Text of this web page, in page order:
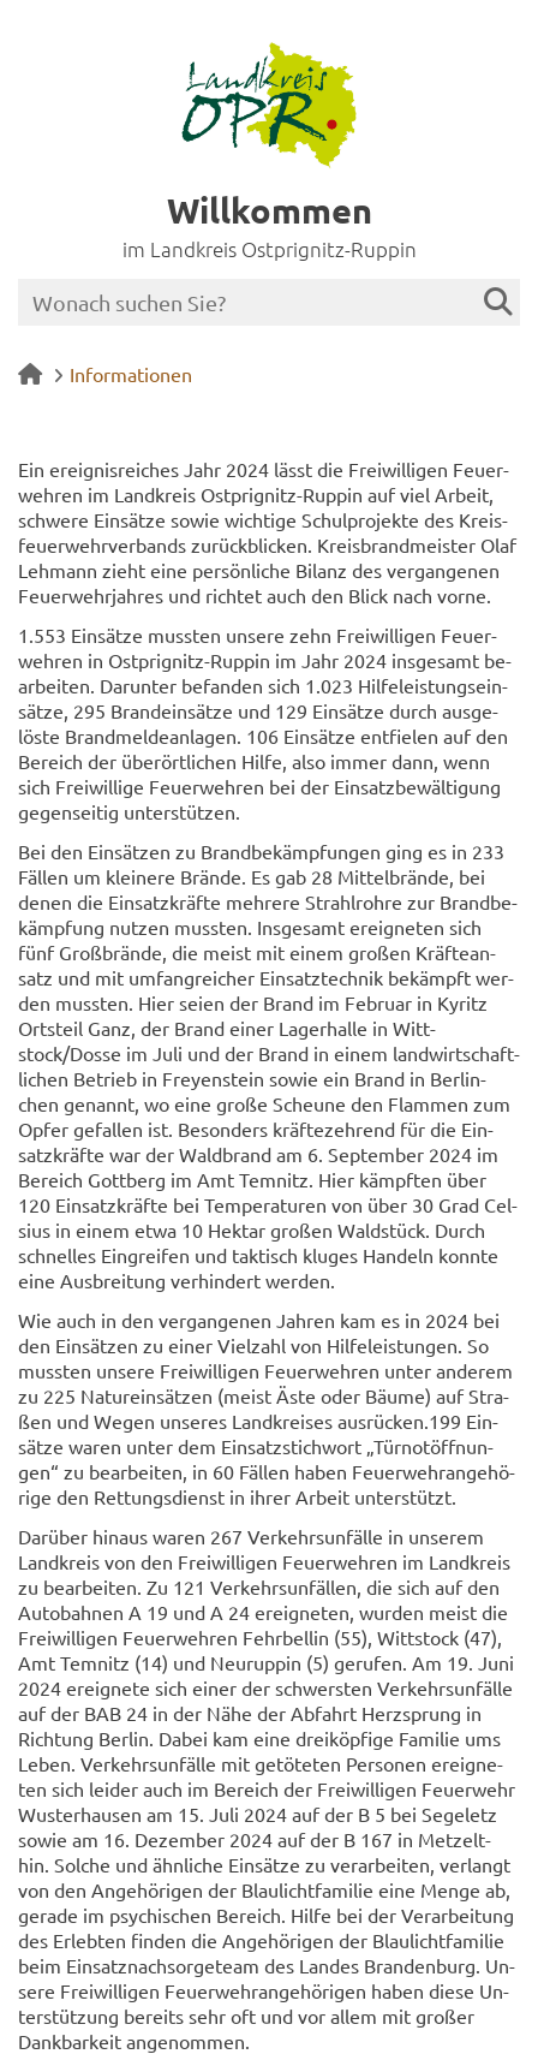
Willkommen
im Landkreis Ostprignitz-Ruppin
Informationen
Ein er­eig­nis­rei­ches Jahr 2024 lässt die Frei­wil­li­gen Feu­er­
weh­ren im Land­kreis Ostprignitz-​Ruppin auf viel Ar­beit,
schwe­re Ein­sät­ze sowie wich­ti­ge Schul­pro­jek­te des Kreis­
feu­er­wehr­ver­bands zu­rück­bli­cken. Kreis­brand­meis­ter Olaf
Leh­mann zieht eine per­sön­li­che Bi­lanz des ver­gan­ge­nen
Feu­er­wehr­jah­res und rich­tet auch den Blick nach vorne.
1.553 Ein­sät­ze muss­ten un­se­re zehn Frei­wil­li­gen Feu­er­
weh­ren in Ostprignitz-​Ruppin im Jahr 2024 ins­ge­samt be­
ar­bei­ten. Dar­un­ter be­fan­den sich 1.023 Hil­fe­leis­tungs­ein­
sät­ze, 295 Brand­ein­sät­ze und 129 Ein­sät­ze durch aus­ge­
lös­te Brand­mel­de­an­la­gen. 106 Ein­sät­ze ent­fie­len auf den
Be­reich der über­ört­li­chen Hilfe, also immer dann, wenn
sich Frei­wil­li­ge Feu­er­weh­ren bei der Ein­satz­be­wäl­ti­gung
ge­gen­sei­tig un­ter­stüt­zen.
Bei den Ein­sät­zen zu Brand­be­kämp­fun­gen ging es in 233
Fäl­len um klei­ne­re Brän­de. Es gab 28 Mit­tel­brän­de, bei
denen die Ein­satz­kräf­te meh­re­re Strahl­roh­re zur Brand­be­
kämp­fung nut­zen muss­ten. Ins­ge­samt er­eig­ne­ten sich
fünf Groß­brän­de, die meist mit einem gro­ßen Kräf­te­an­
satz und mit um­fang­rei­cher Ein­satz­tech­nik be­kämpft wer­
den muss­ten. Hier seien der Brand im Fe­bru­ar in Ky­ritz
Orts­teil Ganz, der Brand einer La­ger­hal­le in Witt­
stock/Dosse im Juli und der Brand in einem land­wirt­schaft­
li­chen Be­trieb in Frey­en­stein sowie ein Brand in Ber­lin­
chen ge­nannt, wo eine große Scheu­ne den Flam­men zum
Opfer ge­fal­len ist. Be­son­ders kräf­te­zeh­rend für die Ein­
satz­kräf­te war der Wald­brand am 6. Sep­tem­ber 2024 im
Be­reich Gott­berg im Amt Tem­nitz. Hier kämpf­ten über
120 Ein­satz­kräf­te bei Tem­pe­ra­tu­ren von über 30 Grad Cel­
si­us in einem etwa 10 Hekt­ar gro­ßen Wald­stück. Durch
schnel­les Ein­grei­fen und tak­tisch klu­ges Han­deln konn­te
eine Aus­brei­tung ver­hin­dert wer­den.
Wie auch in den ver­gan­ge­nen Jah­ren kam es in 2024 bei
den Ein­sät­zen zu einer Viel­zahl von Hil­fe­leis­tun­gen. So
muss­ten un­se­re Frei­wil­li­gen Feu­er­weh­ren unter an­de­rem
zu 225 Na­tur­ein­sät­zen (meist Äste oder Bäume) auf Stra­
ßen und Wegen un­se­res Land­krei­ses aus­rü­cken.199 Ein­
sät­ze waren unter dem Ein­satz­stich­wort „Tür­not­öff­nun­
gen“ zu be­ar­bei­ten, in 60 Fäl­len haben Feu­er­wehr­an­ge­hö­
ri­ge den Ret­tungs­dienst in ihrer Ar­beit un­ter­stützt.
Dar­über hin­aus waren 267 Ver­kehrs­un­fäl­le in un­se­rem
Land­kreis von den Frei­wil­li­gen Feu­er­weh­ren im Land­kreis
zu be­ar­bei­ten. Zu 121 Ver­kehrs­un­fäl­len, die sich auf den
Au­to­bah­nen A 19 und A 24 er­eig­ne­ten, wur­den meist die
Frei­wil­li­gen Feu­er­weh­ren Fehr­bel­lin (55), Witt­stock (47),
Amt Tem­nitz (14) und Neu­rup­pin (5) ge­ru­fen. Am 19. Juni
2024 er­eig­ne­te sich einer der schwers­ten Ver­kehrs­un­fäl­le
auf der BAB 24 in der Nähe der Ab­fahrt Herz­sprung in
Rich­tung Ber­lin. Dabei kam eine drei­köp­fi­ge Fa­mi­lie ums
Leben. Ver­kehrs­un­fäl­le mit ge­tö­te­ten Per­so­nen er­eig­ne­
ten sich lei­der auch im Be­reich der Frei­wil­li­gen Feu­er­wehr
Wus­ter­hau­sen am 15. Juli 2024 auf der B 5 bei Se­ge­letz
sowie am 16. De­zem­ber 2024 auf der B 167 in Met­zelt­
hin. Sol­che und ähn­li­che Ein­sät­ze zu ver­ar­bei­ten, ver­langt
von den An­ge­hö­ri­gen der Blau­licht­fa­mi­lie eine Menge ab,
ge­ra­de im psy­chi­schen Be­reich. Hilfe bei der Ver­ar­bei­tung
des Er­leb­ten fin­den die An­ge­hö­ri­gen der Blau­licht­fa­mi­lie
beim Ein­satz­nach­sor­ge­team des Lan­des Bran­den­burg. Un­
se­re Frei­wil­li­gen Feu­er­wehr­an­ge­hö­ri­gen haben diese Un­
ter­stüt­zung be­reits sehr oft und vor allem mit gro­ßer
Dank­bar­keit an­ge­nom­men.